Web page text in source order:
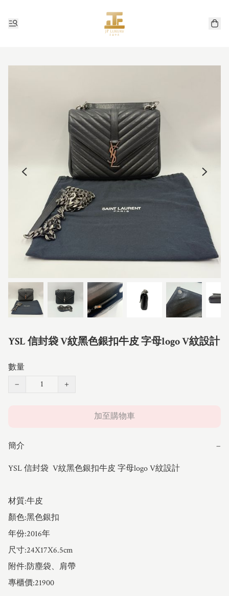
YSL 信封袋 V紋黑色銀扣牛皮 字母logo V紋設計
數量
−
+
加至購物車
簡介 −
YSL 信封袋  V紋黑色銀扣牛皮 字母logo V紋設計
材質:牛皮
顏色:黑色銀扣
年份:2016年
尺寸:24X17X6.5cm
附件:防塵袋、肩帶
專櫃價:21900